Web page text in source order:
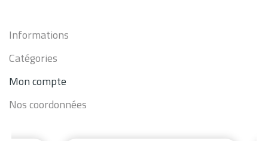
Informations
Catégories
Mon compte
Nos coordonnées